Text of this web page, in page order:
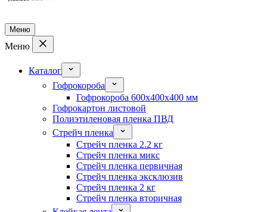
Меню
Меню
Каталог
Гофрокороба
Гофрокороба 600x400x400 мм
Гофрокартон листовой
Полиэтиленовая пленка ПВД
Стрейч пленка
Стрейч пленка 2.2 кг
Стрейч пленка микс
Стрейч пленка первичная
Стрейч пленка эксклюзив
Стрейч пленка 2 кг
Стрейч пленка вторичная